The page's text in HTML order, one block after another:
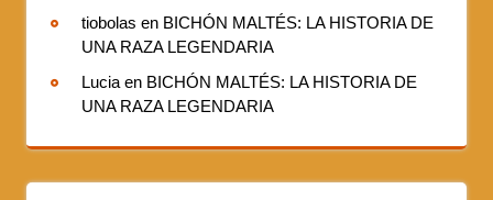
tiobolas en BICHÓN MALTÉS: LA HISTORIA DE
UNA RAZA LEGENDARIA
Lucia en BICHÓN MALTÉS: LA HISTORIA DE
UNA RAZA LEGENDARIA